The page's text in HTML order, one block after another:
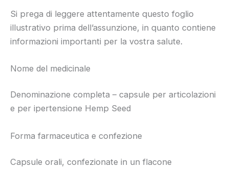
Si prega di leggere attentamente questo foglio
illustrativo prima dell’assunzione, in quanto contiene
informazioni importanti per la vostra salute.
Nome del medicinale
Denominazione completa – capsule per articolazioni
e per ipertensione Hemp Seed
Forma farmaceutica e confezione
Capsule orali, confezionate in un flacone